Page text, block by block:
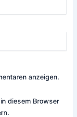
anzeigen.
diesem Browser